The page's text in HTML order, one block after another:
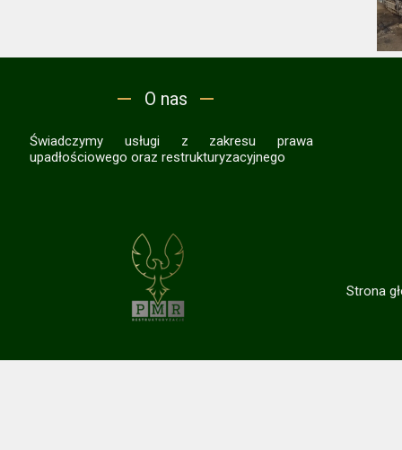
Strona
Świadczymy usługi z zakresu prawa
upadłościowego oraz restrukturyzacyjnego
O nas